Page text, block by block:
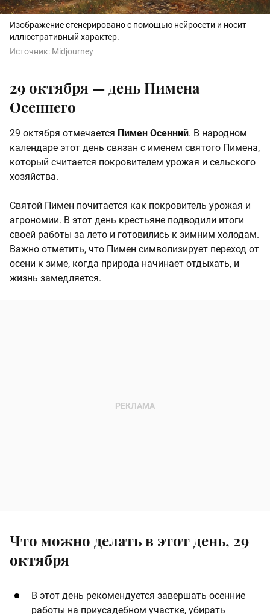
Изображение сгенерировано с помощью нейросети и носит
иллюстративный характер.
Источник: Midjourney
29 октября — день Пимена
Осеннего
29 октября отмечается Пимен Осенний. В народном
календаре этот день связан с именем святого Пимена,
который считается покровителем урожая и сельского
хозяйства.
Святой Пимен почитается как покровитель урожая и
агрономии. В этот день крестьяне подводили итоги
своей работы за лето и готовились к зимним холодам.
Важно отметить, что Пимен символизирует переход от
осени к зиме, когда природа начинает отдыхать, и
жизнь замедляется.
Что можно делать в этот день, 29
октября
В этот день рекомендуется завершать осенние
работы на приусадебном участке, убирать